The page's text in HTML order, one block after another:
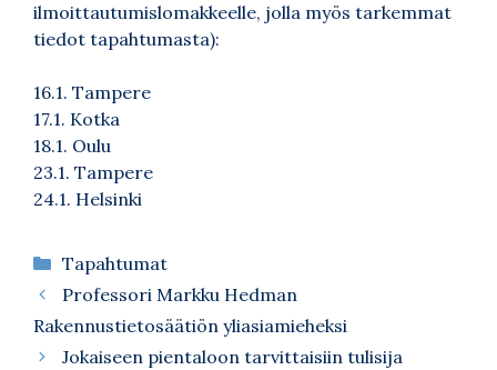
ilmoittautumislomakkeelle, jolla myös tarkemmat
tiedot tapahtumasta):
16.1. Tampere
17.1. Kotka
18.1. Oulu
23.1. Tampere
24.1. Helsinki
Kategoriat
Tapahtumat
Professori Markku Hedman
Rakennustietosäätiön yliasiamieheksi
Jokaiseen pientaloon tarvittaisiin tulisija